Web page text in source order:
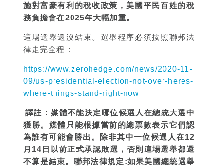
施對富豪有利的稅收政策，美國平民百姓的稅
務負擔會在2025年大幅加重。
這場選舉還沒結束。選舉程序必須按照聯邦法
律走完全程：
https://www.zerohedge.com/news/2020-11-
09/us-presidential-election-not-over-heres-
where-things-stand-right-now
譯註：媒體不能決定哪位候選人在總統大選中
獲勝。媒體只能根據當前的總票數表示它們認
為誰有可能會勝出。除非其中一位候選人在12
月14日以前正式承認敗選，否則這場選舉都還
不算是結束。聯邦法律規定:如果美國總統選舉